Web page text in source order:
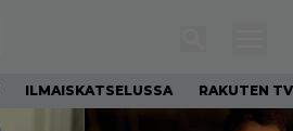
ILMAISKATSELUSSA RAKUTEN TV